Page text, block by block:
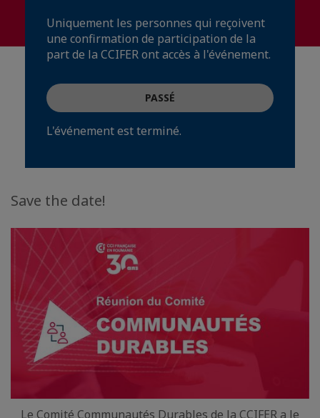
Uniquement les personnes qui reçoivent
une confirmation de participation de la
part de la CCIFER ont accès à l'événement.
PASSÉ
L'événement est terminé.
Save the date!
Le Comité Communautés Durables de la CCIFER a le